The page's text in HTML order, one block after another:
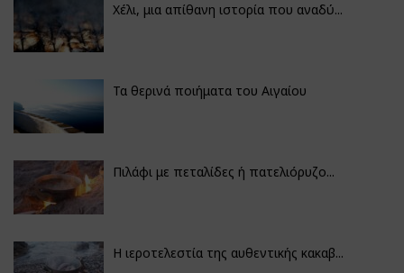
Χέλι, μια απίθανη ιστορία που αναδύ...
Τα θερινά ποιήματα του Αιγαίου
Πιλάφι με πεταλίδες ή πατελιόρυζο...
Η ιεροτελεστία της αυθεντικής κακαβ...